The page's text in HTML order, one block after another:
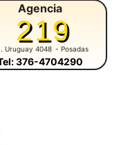
Agencia
219
Uruguay 4048 - Posadas
376-4704290